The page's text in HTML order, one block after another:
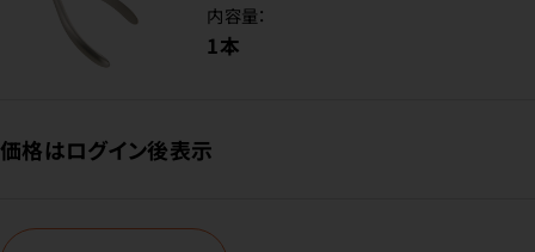
内容量：
1本
価格はログイン後表示